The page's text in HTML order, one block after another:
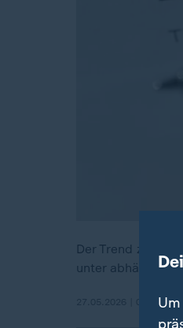
Der Trend zur
unter abhängig
27.05.2026 | 0:29 min